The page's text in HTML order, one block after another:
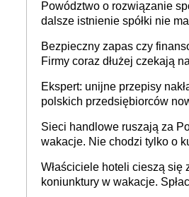
Powództwo o rozwiązanie
dalsze istnienie spółki nie
Bezpieczny zapas czy
Firmy coraz dłużej czekają
Ekspert: unijne przepisy
polskich przedsiębiorców
Sieci handlowe ruszają za
wakacje. Nie chodzi tylko o
tam, gdzie wielu spędzi urlop
Właściciele hoteli cieszą się
koniunktury w wakacje.